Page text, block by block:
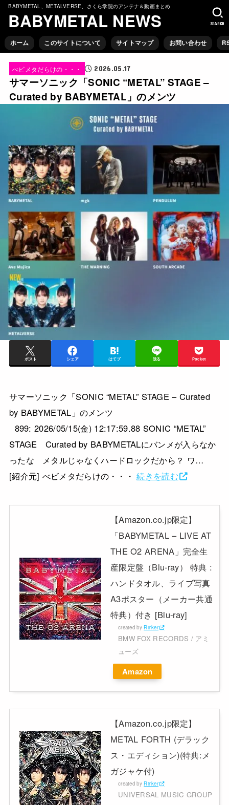
BABYMETAL、METALVERSE、さくら学院のアンテナ＆動画まとめ
BABYMETAL NEWS
ホーム このサイトについて サイトマップ お問い合わせ
SEARCH
べビメタだらけの・・・ 2026.05.17
サマーソニック「SONIC “METAL” STAGE –
Curated by BABYMETAL」のメンツ
ポスト シェア はてブ 送る Pocket
サマーソニック「SONIC “METAL” STAGE – Curated
by BABYMETAL」のメンツ
899: 2026/05/15(金) 12:17:59.88 SONIC “METAL”
STAGE Curated by BABYMETALにバンメが入らなか
ったな メタルじゃなくハードロックだから？ ワ…
[紹介元] べビメタだらけの・・・続きを読む
【Amazon.co.jp限定】
「BABYMETAL – LIVE AT
THE O2 ARENA」完全生
産限定盤（Blu-ray） 特典 :
ハンドタオル、ライブ写真
A3ポスター（メーカー共通
特典）付き [Blu-ray]
created by Rinker
BMW FOX RECORDS / アミ
ューズ
Amazon
【Amazon.co.jp限定】
METAL FORTH (デラック
ス・エディション)(特典:メ
ガジャケ付)
created by Rinker
UNIVERSAL MUSIC GROUP